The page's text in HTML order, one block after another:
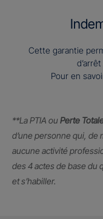
Cette garantie
Pour en
**La PTIA ou Perte
d’une personne qui,
aucune activité
des 4 actes de base du
et s’habiller.